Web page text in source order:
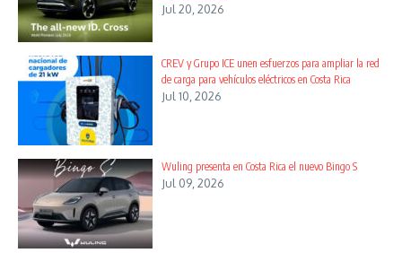
Jul 20, 2026
CREV y Grupo ICE unen esfuerzos para ampliar la red
de carga para vehículos eléctricos en Costa Rica
Jul 10, 2026
Wuling presenta en Costa Rica el nuevo Bingo S
Jul 09, 2026